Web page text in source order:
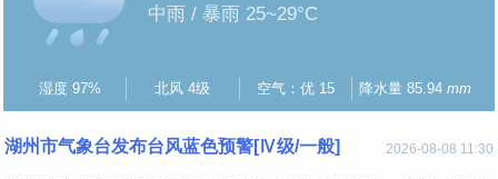
中雨 / 暴雨 25~29°C
湿度 97% 北风 4级 空气：优 15 降水量 85.94mm
2026-08-08 11:30
湖州市气象台发布台风蓝色预警[Ⅳ级/一般]